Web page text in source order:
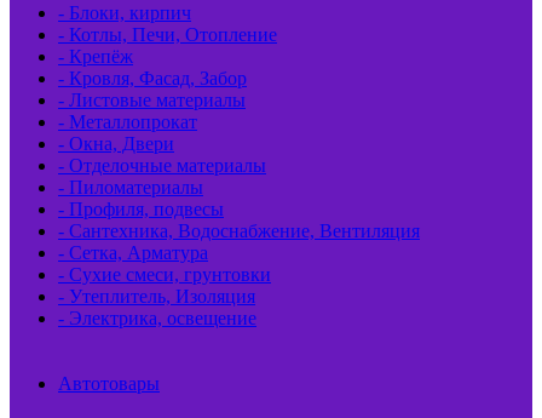
- Блоки, кирпич
- Котлы, Печи, Отопление
- Крепёж
- Кровля, Фасад, Забор
- Листовые материалы
- Металлопрокат
- Окна, Двери
- Отделочные материалы
- Пиломатериалы
- Профиля, подвесы
- Сантехника, Водоснабжение, Вентиляция
- Сетка, Арматура
- Сухие смеси, грунтовки
- Утеплитель, Изоляция
- Электрика, освещение
Автотовары